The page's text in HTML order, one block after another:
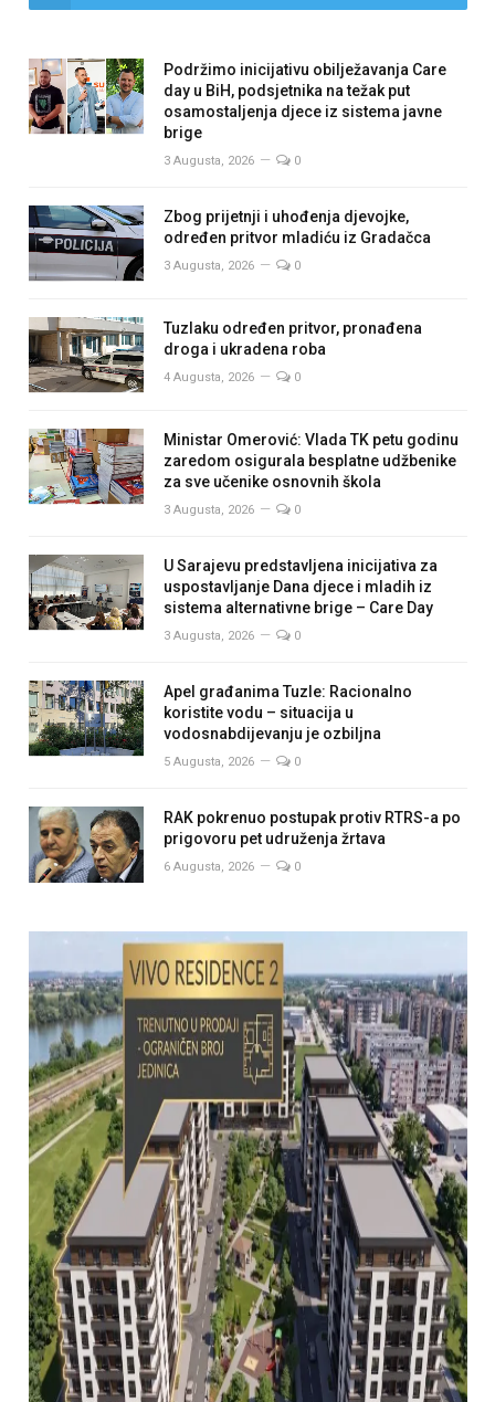
Podržimo inicijativu obilježavanja Care
day u BiH, podsjetnika na težak put
osamostaljenja djece iz sistema javne
brige
3 Augusta, 2026 0
Zbog prijetnji i uhođenja djevojke,
određen pritvor mladiću iz Gradačca
3 Augusta, 2026 0
Tuzlaku određen pritvor, pronađena
droga i ukradena roba
4 Augusta, 2026 0
Ministar Omerović: Vlada TK petu godinu
zaredom osigurala besplatne udžbenike
za sve učenike osnovnih škola
3 Augusta, 2026 0
U Sarajevu predstavljena inicijativa za
uspostavljanje Dana djece i mladih iz
sistema alternativne brige – Care Day
3 Augusta, 2026 0
Apel građanima Tuzle: Racionalno
koristite vodu – situacija u
vodosnabdijevanju je ozbiljna
5 Augusta, 2026 0
RAK pokrenuo postupak protiv RTRS-a po
prigovoru pet udruženja žrtava
6 Augusta, 2026 0